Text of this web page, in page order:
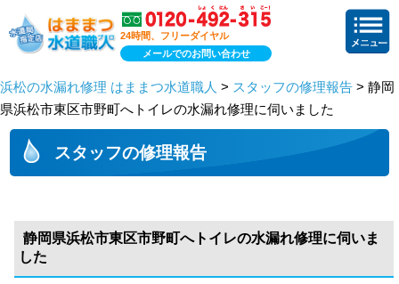
24時間、フリーダイヤル
メールでのお問い合わせ
浜松の水漏れ修理 はままつ水道職人 > スタッフの修理報告 > 静岡
県浜松市東区市野町へトイレの水漏れ修理に伺いました
スタッフの修理報告
静岡県浜松市東区市野町へトイレの水漏れ修理に伺いま
した